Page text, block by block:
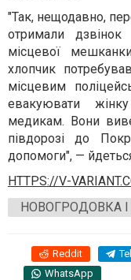
"Так, нещодавно,
отримали
місцевої
хлопчик
місцевим
евакуювати
медикам. Вони
півдорозі до
допомоги", —
HTTPS://V-
НОВОГРОДОВКА
Reddit
WhatsApp